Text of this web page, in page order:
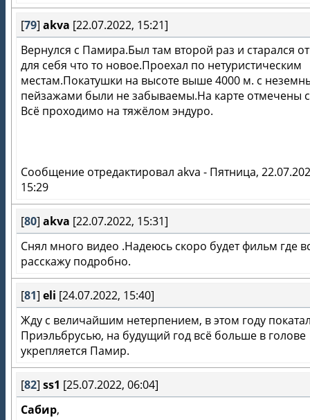
[79] akva [22.07.2022, 15:21]
Вернулся с Памира.Был там второй раз и старался
для себя что то новое.Проехал по нетуристическим
местам.Покатушки на высоте выше 4000 м. с
пейзажами были не забываемы.На карте отмечены
Всё проходимо на тяжёлом эндуро.
Сообщение отредактировал akva - Пятница,
15:29
[80] akva [22.07.2022, 15:31]
Снял много видео .Надеюсь скоро будет фильм где
расскажу подробно.
[81] eli [24.07.2022, 15:40]
Жду с величайшим нетерпением, в этом году
Приэльбрусью, на будущий год всё больше в голове
укрепляется Памир.
[82] ss1 [25.07.2022, 06:04]
Сабир,